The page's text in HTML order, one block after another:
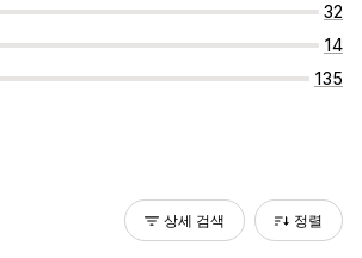
32
14
135
상세 검색 정렬